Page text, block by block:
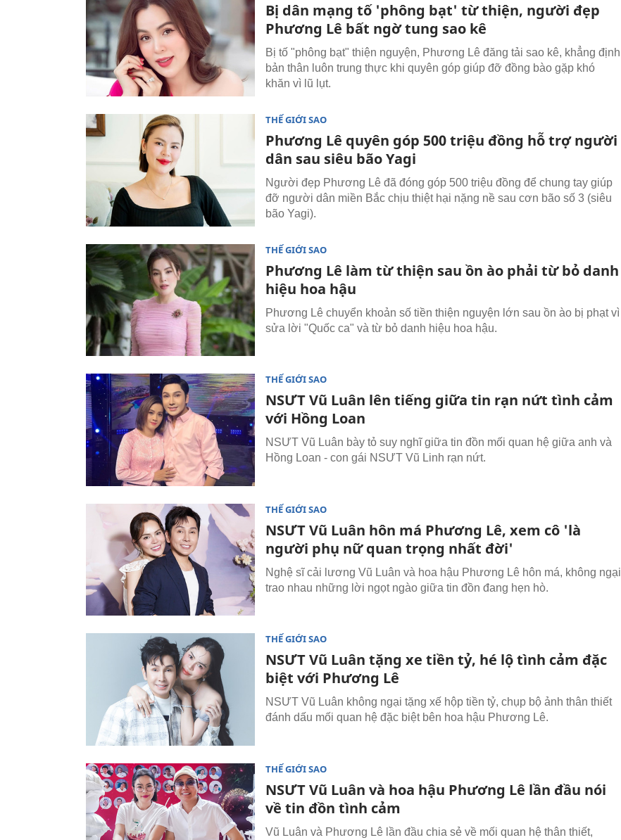
Bị dân mạng tố 'phông bạt' từ thiện, người đẹp
Phương Lê bất ngờ tung sao kê
Bị tố "phông bạt" thiện nguyện, Phương Lê đăng tải sao kê, khẳng định
bản thân luôn trung thực khi quyên góp giúp đỡ đồng bào gặp khó
khăn vì lũ lụt.
THẾ GIỚI SAO
Phương Lê quyên góp 500 triệu đồng hỗ trợ người
dân sau siêu bão Yagi
Người đẹp Phương Lê đã đóng góp 500 triệu đồng để chung tay giúp
đỡ người dân miền Bắc chịu thiệt hại nặng nề sau cơn bão số 3 (siêu
bão Yagi).
THẾ GIỚI SAO
Phương Lê làm từ thiện sau ồn ào phải từ bỏ danh
hiệu hoa hậu
Phương Lê chuyển khoản số tiền thiện nguyện lớn sau ồn ào bị phạt vì
sửa lời "Quốc ca" và từ bỏ danh hiệu hoa hậu.
THẾ GIỚI SAO
NSƯT Vũ Luân lên tiếng giữa tin rạn nứt tình cảm
với Hồng Loan
NSƯT Vũ Luân bày tỏ suy nghĩ giữa tin đồn mối quan hệ giữa anh và
Hồng Loan - con gái NSƯT Vũ Linh rạn nứt.
THẾ GIỚI SAO
NSƯT Vũ Luân hôn má Phương Lê, xem cô 'là
người phụ nữ quan trọng nhất đời'
Nghệ sĩ cải lương Vũ Luân và hoa hậu Phương Lê hôn má, không ngại
trao nhau những lời ngọt ngào giữa tin đồn đang hẹn hò.
THẾ GIỚI SAO
NSƯT Vũ Luân tặng xe tiền tỷ, hé lộ tình cảm đặc
biệt với Phương Lê
NSƯT Vũ Luân không ngại tặng xế hộp tiền tỷ, chụp bộ ảnh thân thiết
đánh dấu mối quan hệ đặc biệt bên hoa hậu Phương Lê.
THẾ GIỚI SAO
NSƯT Vũ Luân và hoa hậu Phương Lê lần đầu nói
về tin đồn tình cảm
Vũ Luân và Phương Lê lần đầu chia sẻ về mối quan hệ thân thiết,